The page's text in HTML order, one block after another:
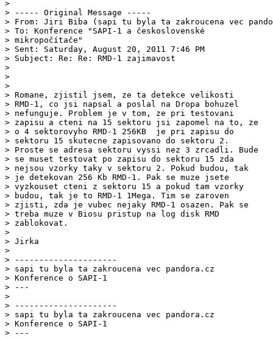
>
> ----- Original Message -----
> From: Jiri Biba (sapi tu byla ta zakroucena vec
> To: Konference "SAPI-1 a československé
> mikropočítače"
> Sent: Saturday, August 20, 2011 7:46 PM
> Subject: Re: Re: RMD-1 zajimavost
>
>
>
> Romane, zjistil jsem, ze ta detekce velikosti
> RMD-1, co jsi napsal a poslal na Dropa bohuzel
> nefunguje. Problem je v tom, ze pri testovani
> zapisu a cteni na 15 sektoru jsi zapomel na to, ze
> o 4 sektorovyho RMD-1 256KB  je pri zapisu do
> sektoru 15 skutecne zapisovano do sektoru 2.
> Proste se adresa sektoru vyssi nez 3 zrcadli. Bude
> se muset testovat po zapisu do sektoru 15 zda
> nejsou vzorky taky v sektoru 2. Pokud budou, tak
> je detekovan 256 Kb RMD-1. Pak se muze jsete
> vyzkouset cteni z sektoru 15 a pokud tam vzorky
> budou, tak je to RMD-1 1Mega. Tim se zaroven
> zjisti, zda je vubec nejaky RMD-1 osazen. Pak se
> treba muze v Biosu pristup na log disk RMD
> zablokovat.
>
> Jirka
>
> ---------------------
> sapi tu byla ta zakroucena vec pandora.cz
> Konference o SAPI-1
> ---
>
> ---------------------
> sapi tu byla ta zakroucena vec pandora.cz
> Konference o SAPI-1
> ---